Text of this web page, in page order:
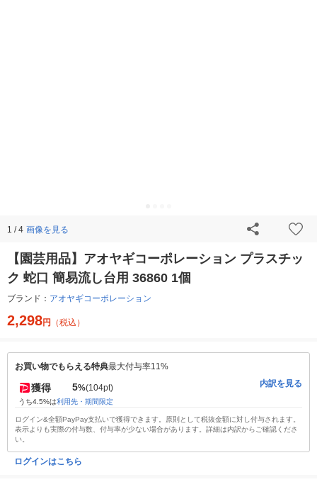
1 / 4 画像を見る
【園芸用品】アオヤギコーポレーション プラスチッ
ク 蛇口 簡易流し台用 36860 1個
ブランド： アオヤギコーポレーション
2,298円 （税込）
お買い物でもらえる特典最大付与率11%
獲得 5%(104pt)
うち4.5%は利用先・期間限定
内訳を見る
ログイン&全額PayPay支払いで獲得できます。原則として税抜金額に対し付与されます。
表示よりも実際の付与数、付与率が少ない場合があります。詳細は内訳からご確認くださ
い。
ログインはこちら